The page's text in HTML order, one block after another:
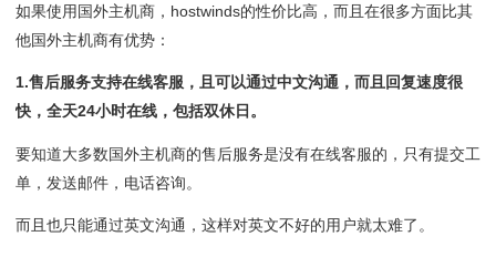
如果使用国外主机商，hostwinds的性价比高，而且在很多方面比其
他国外主机商有优势：
1.售后服务支持在线客服，且可以通过中文沟通，而且回复速度很
快，全天24小时在线，包括双休日。
要知道大多数国外主机商的售后服务是没有在线客服的，只有提交工
单，发送邮件，电话咨询。
而且也只能通过英文沟通，这样对英文不好的用户就太难了。